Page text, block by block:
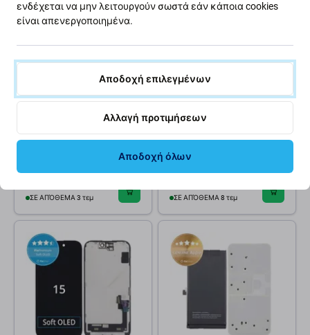
Apple
3349mAh, A3018, Service
Pack
ΣΕ ΑΠΌΘΕΜΑ 3 τεμ
Apple
Φακός Κάμερας +
Μεταλλική Πλάκα +
iPhone 15 | Πράσινο | Green
ΣΕ ΑΠΌΘΕΜΑ 8 τεμ
ενδέχεται να μην λειτουργούν σωστά εάν κάποια cookies
είναι απενεργοποιημένα.
Αποδοχή επιλεγμένων
Αλλαγή προτιμήσεων
Αποδοχή όλων